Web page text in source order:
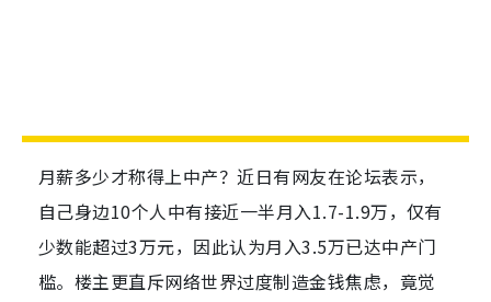
月薪多少才称得上中产？近日有网友在论坛表示，
自己身边10个人中有接近一半月入1.7-1.9万，仅有
少数能超过3万元，因此认为月入3.5万已达中产门
槛。楼主更直斥网络世界过度制造金钱焦虑，竟觉